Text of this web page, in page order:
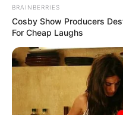
BRAINBERRIES
Cosby Show Producers
For Cheap Laughs